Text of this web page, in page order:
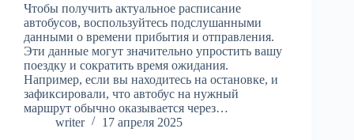
Чтобы получить актуальное расписание
автобусов, воспользуйтесь подслушанными
данными о времени прибытия и отправления.
Эти данные могут значительно упростить вашу
поездку и сократить время ожидания.
Например, если вы находитесь на остановке, и
зафиксировали, что автобус на нужный
маршрут обычно оказывается через…
writer
17 апреля 2025